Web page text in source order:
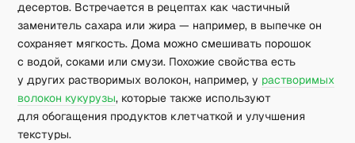
десертов. Встречается в рецептах как частичный
заменитель сахара или жира — например, в выпечке он
сохраняет мягкость. Дома можно смешивать порошок
с водой, соками или смузи. Похожие свойства есть
у других растворимых волокон, например, у растворимых
волокон кукурузы, которые также используют
для обогащения продуктов клетчаткой и улучшения
текстуры.